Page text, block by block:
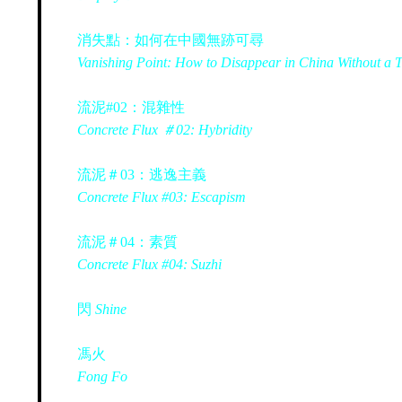
消失點：如何在中國無跡可尋
Vanishing Point: How to Disappear in China Without a
流泥#02：混雜性
Concrete Flux ＃02: Hybridity
流泥＃03：逃逸主義
Concrete Flux #03: Escapism
流泥＃04：素質
Concrete Flux #04: Suzhi
閃 Shine
馮火
Fong Fo